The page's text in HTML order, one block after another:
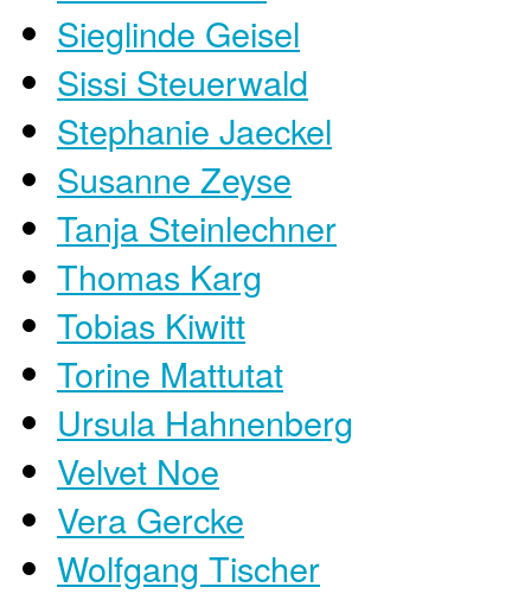
Sieglinde Geisel
Sissi Steuerwald
Stephanie Jaeckel
Susanne Zeyse
Tanja Steinlechner
Thomas Karg
Tobias Kiwitt
Torine Mattutat
Ursula Hahnenberg
Velvet Noe
Vera Gercke
Wolfgang Tischer